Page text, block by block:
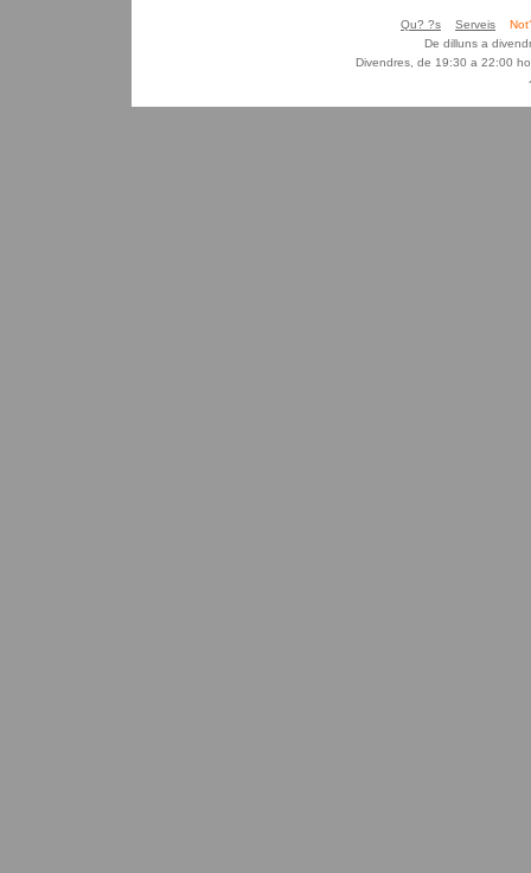
Qu? ?s Serveis
De dilluns a
Divendres, de 19:30 a 22:00